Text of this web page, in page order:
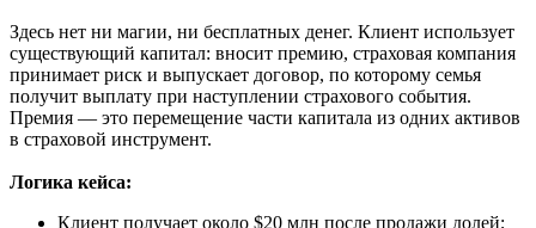
Здесь нет ни магии, ни бесплатных денег. Клиент использует
существующий капитал: вносит премию, страховая компания
принимает риск и выпускает договор, по которому семья
получит выплату при наступлении страхового события.
Премия — это перемещение части капитала из одних активов
в страховой инструмент.
Логика кейса:
Клиент получает около $20 млн после продажи долей;